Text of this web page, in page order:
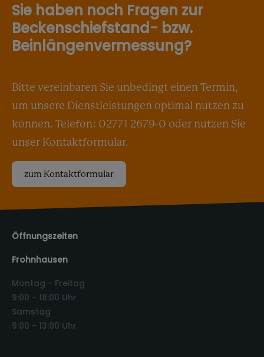
Sie haben noch Fragen zur
Beckenschiefstand- bzw.
Beinlängenvermessung?
Bitte vereinbaren Sie unbedingt einen Termin,
um unsere Dienstleistungen optimal nutzen zu
können. Telefon: 02771 2679-0 oder nutzen Sie
unser Kontaktformular.
zum Kontaktformular
Öffnungszeiten
Frohnhausen
Montag - Freitag
9:00 - 18:00 Uhr
Samstag
9:00 - 13:00 Uhr